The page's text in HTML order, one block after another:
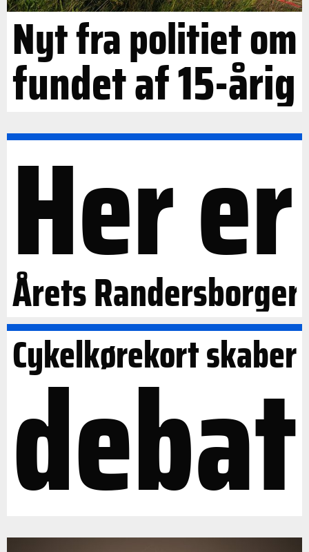
Nyt fra politiet om
fundet af 15-årig
Her er
Årets Randersborger
Cykelkørekort skaber
debat